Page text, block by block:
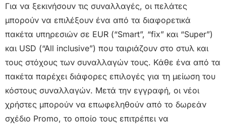
Για να ξεκινήσουν τις συναλλαγές, οι πελάτες
μπορούν να επιλέξουν ένα από τα διαφορετικά
πακέτα υπηρεσιών σε EUR (“Smart”, “fix” και “Super”)
και USD (“All inclusive”) που ταιριάζουν στο στυλ και
τους στόχους των συναλλαγών τους. Κάθε ένα από τα
πακέτα παρέχει διάφορες επιλογές για τη μείωση του
κόστους συναλλαγών. Μετά την εγγραφή, οι νέοι
χρήστες μπορούν να επωφεληθούν από το δωρεάν
σχέδιο Promo, το οποίο τους επιτρέπει να